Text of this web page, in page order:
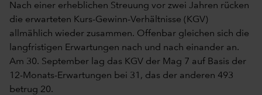
Nach einer erheblichen Streuung vor zwei Jahren rücken
die erwarteten Kurs-Gewinn-Verhältnisse (KGV)
allmählich wieder zusammen. Offenbar gleichen sich die
langfristigen Erwartungen nach und nach einander an.
Am 30. September lag das KGV der Mag 7 auf Basis der
12-Monats-Erwartungen bei 31, das der anderen 493
betrug 20.